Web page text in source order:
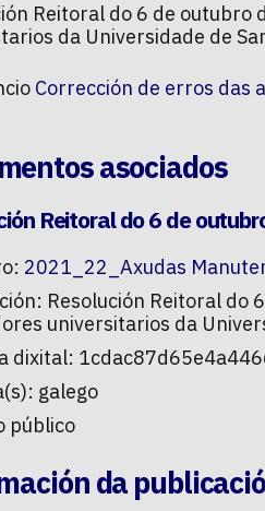
Reitoral do 6 de outubro
da Universidade de
Corrección de erros das
asociados
Reitoral do 6 de
2021_22_Axudas
Resolución Reitoral do
universitarios da
dixital:
galego
público
da